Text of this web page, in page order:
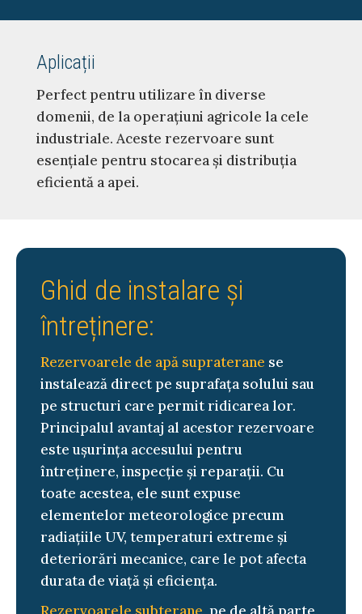
Aplicații
Perfect pentru utilizare în diverse
domenii, de la operațiuni agricole la cele
industriale. Aceste rezervoare sunt
esențiale pentru stocarea și distribuția
eficientă a apei.
Ghid de instalare și
întreținere:
Rezervoarele de apă supraterane se
instalează direct pe suprafața solului sau
pe structuri care permit ridicarea lor.
Principalul avantaj al acestor rezervoare
este ușurința accesului pentru
întreținere, inspecție și reparații. Cu
toate acestea, ele sunt expuse
elementelor meteorologice precum
radiațiile UV, temperaturi extreme și
deteriorări mecanice, care le pot afecta
durata de viață și eficiența.